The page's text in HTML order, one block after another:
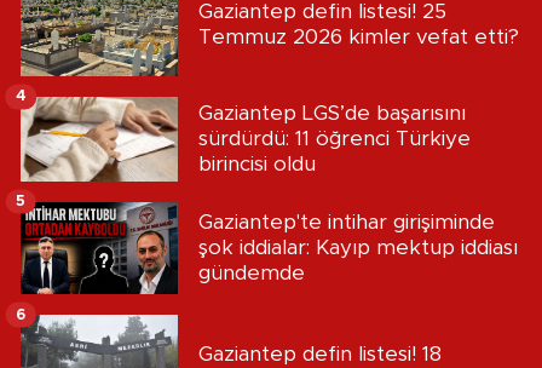
Gaziantep defin listesi! 25
Temmuz 2026 kimler vefat etti?
Gaziantep LGS’de başarısını
sürdürdü: 11 öğrenci Türkiye
birincisi oldu
4
Gaziantep'te intihar girişiminde
şok iddialar: Kayıp mektup iddiası
gündemde
5
Gaziantep defin listesi! 18
6